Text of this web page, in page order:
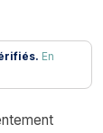
En